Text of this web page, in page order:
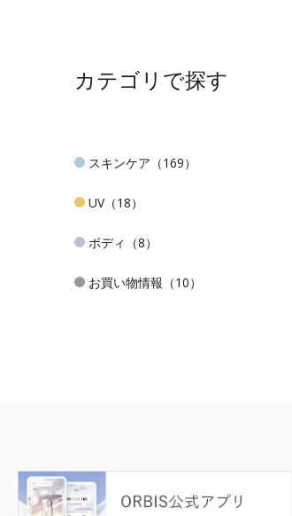
カテゴリで探す
スキンケア（169）
UV（18）
ボディ（8）
お買い物情報（10）